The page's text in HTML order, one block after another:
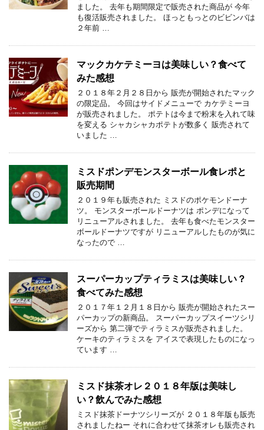
ました。 去年も期間限定で販売された商品が 今年
も復活販売されました。 ほっともっとのビビンバは
２年前 …
マックカケテミーヨは美味しい？食べて
みた感想
２０１８年２月２８日から 販売が開始されたマック
の限定品。 今回はサイドメニューで カケテミーヨ
が販売されました。 ポテトは今まで粉末を入れて味
を変える シャカシャカポテトが数多く 販売されて
いました …
ミスドポンデモンスターボール食レポと
販売期間
２０１９年も販売された ミスドのポケモンドーナ
ツ。 モンスターボールドーナツは ポンデになって
リニューアルされました。 去年も食べたモンスター
ボールドーナツですが リニューアルしたものが気に
なったので …
スーパーカップティラミスは美味しい？
食べてみた感想
２０１７年１２月１８日から 販売が開始されたスー
パーカップの新商品。 スーパーカップスイーツシリ
ーズから 第二弾でティラミスが販売されました。
ケーキのティラミスを アイスで表現したものになっ
ています …
ミスド抹茶オレ２０１８年版は美味し
い？飲んでみた感想
ミスド抹茶ドーナツシリーズが ２０１８年版も販売
されましたねー それに合わせて抹茶オレも販売され